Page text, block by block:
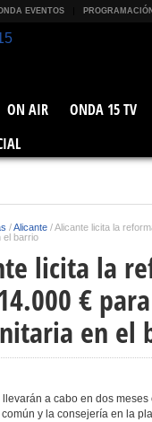
EVENTOS PROGRAMACIÓN
ON AIR ONDA 15 TV
/Alicante /Alicante licita la
el barrio
licita la
€
en el
llevarán a cabo en dos
y la consejería en la